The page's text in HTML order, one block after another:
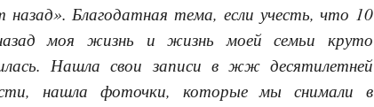
назад». Благодатная тема, если учесть, что 10
моя жизнь и жизнь моей семьи круто
Нашла свои записи в жж десятилетней
нашла фоточки, которые мы снимали в